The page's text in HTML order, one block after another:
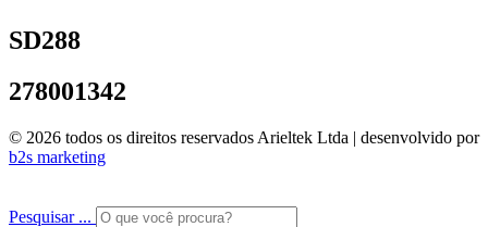
SD288
278001342
© 2026 todos os direitos reservados Arieltek Ltda | desenvolvido por
b2s marketing
Pesquisar ...